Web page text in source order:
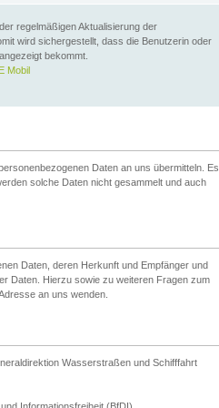
regelmäßigen Aktualisierung der
wird sichergestellt, dass die Benutzerin oder
bekommt.
Mobil
Daten an uns übermitteln. Es
solche Daten nicht gesammelt und auch
Daten, deren Herkunft und Empfänger und
Daten. Hierzu sowie zu weiteren Fragen zum
an uns wenden.
Wasserstraßen und Schifffahrt